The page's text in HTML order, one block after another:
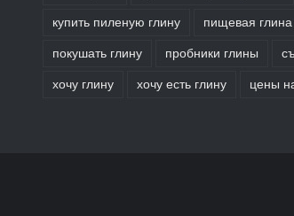
купить пиленую глину пищевая глина
покушать глину пробники глины
хочу глину хочу есть глину цены